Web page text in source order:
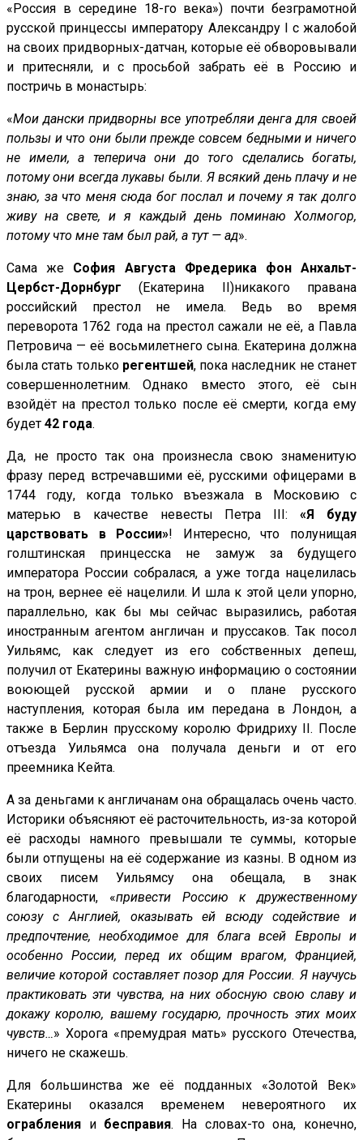
«Россия в середине 18-го века») почти безграмотной
русской принцессы императору Александру I с жалобой
на своих придворных-датчан, которые её обворовывали
и притесняли, и с просьбой забрать её в Россию и
постричь в монастырь:
«Мои дански придворны все употребляи денга для своей
пользы и что они были прежде совсем бедными и ничего
не имели, а теперича они до того сделались богаты,
потому они всегда лукавы были. Я всякий день плачу и не
знаю, за что меня сюда бог послал и почему я так долго
живу на свете, и я каждый день поминаю Холмогор,
потому что мне там был рай, а тут — ад».
Сама же София Августа Фредерика фон Анхальт-
Цербст-Дорнбург (Екатерина II)никакого правана
российский престол не имела. Ведь во время
переворота 1762 года на престол сажали не её, а Павла
Петровича — её восьмилетнего сына. Екатерина должна
была стать только регентшей, пока наследник не станет
совершеннолетним. Однако вместо этого, её сын
взойдёт на престол только после её смерти, когда ему
будет 42 года.
Да, не просто так она произнесла свою знаменитую
фразу перед встречавшими её, русскими офицерами в
1744 году, когда только въезжала в Московию с
матерью в качестве невесты Петра III:«Я буду
царствовать в России»! Интересно, что полунищая
голштинская принцесска не замуж за будущего
императора России собралася, а уже тогда нацелилась
на трон, вернее её нацелили. И шла к этой цели упорно,
параллельно, как бы мы сейчас выразились, работая
иностранным агентом англичан и пруссаков. Так посол
Уильямс, как следует из его собственных депеш,
получил от Екатерины важную информацию о состоянии
воюющей русской армии и о плане русского
наступления, которая была им передана в Лондон, а
также в Берлин прусскому королю Фридриху II. После
отъезда Уильямса она получала деньги и от его
преемника Кейта.
А за деньгами к англичанам она обращалась очень часто.
Историки объясняют её расточительность, из-за которой
её расходы намного превышали те суммы, которые
были отпущены на её содержание из казны. В одном из
своих писем Уильямсу она обещала, в знак
благодарности, «привести Россию к дружественному
союзу с Англией, оказывать ей всюду содействие и
предпочтение, необходимое для блага всей Европы и
особенно России, перед их общим врагом, Францией,
величие которой составляет позор для России. Я научусь
практиковать эти чувства, на них обосную свою славу и
докажу королю, вашему государю, прочность этих моих
чувств…» Хорога «премудрая мать» русского Отечества,
ничего не скажешь.
Для большинства же её подданных «Золотой Век»
Екатерины оказался временем невероятного их
ограбления и бесправия. На словах-то она, конечно,